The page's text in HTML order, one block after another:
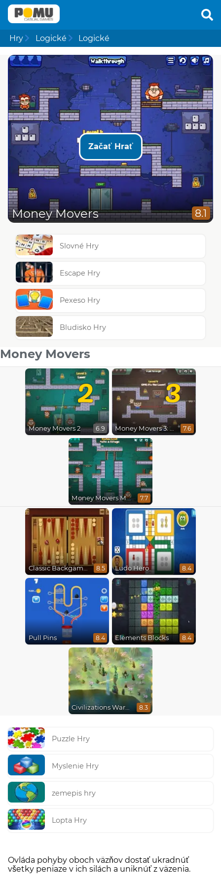
Hry Logické Logické
Začať Hrať
Money Movers 8.1
Slovné Hry
Escape Hry
Pexeso Hry
Bludisko Hry
Money Movers
2
Money Movers 2 6.9
3
Money Movers 3: Guard Duty 7.6
Money Movers Maker 7.7
Classic Backgammon 8.5 Ludo Hero 8.4
Pull Pins 8.4 Elements Blocks 8.4
Civilizations Wars Master Edition 8.3
Puzzle Hry
Myslenie Hry
zemepis hry
Lopta Hry
Ovláda pohyby oboch väzňov dostať ukradnúť
všetky peniaze v ich silách a uniknúť z väzenia.